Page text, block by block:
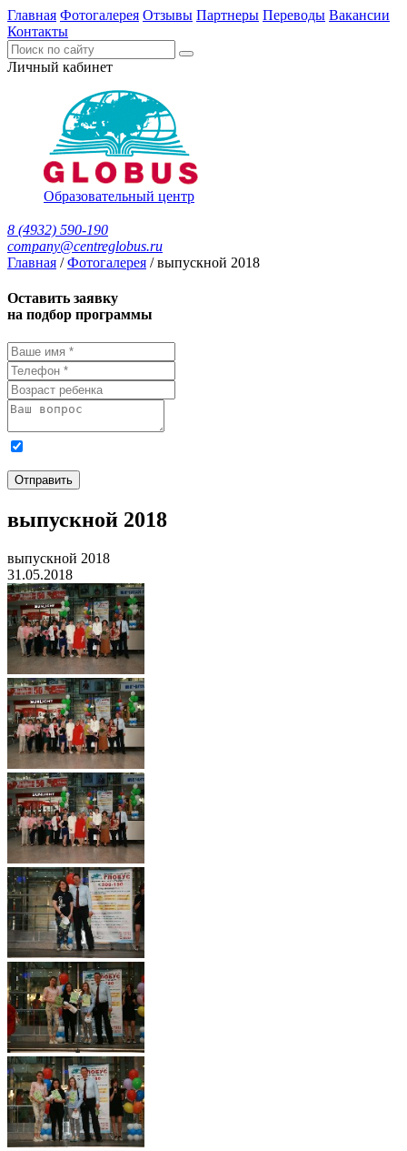
Главная Фотогалерея Отзывы Партнеры Переводы Вакансии
Контакты
Личный кабинет
Образовательный центр
8 (4932) 590-190
company@centreglobus.ru
Главная /Фотогалерея /выпускной 2018
Оставить заявку
на подбор программы
Отправить
выпускной 2018
выпускной 2018
31.05.2018